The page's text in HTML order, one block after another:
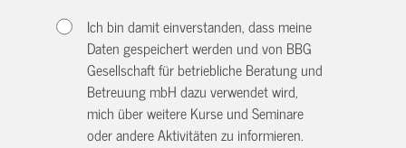
Ich bin damit einverstanden, dass meine
Daten gespeichert werden und von BBG
Gesellschaft für betriebliche Beratung und
Betreuung mbH dazu verwendet wird,
mich über weitere Kurse und Seminare
oder andere Aktivitäten zu informieren.